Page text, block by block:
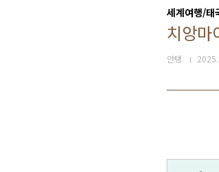
세계여행/태
치앙마
안탱